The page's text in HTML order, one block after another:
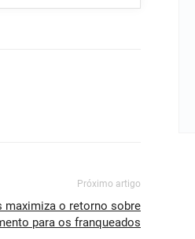
Próximo artigo
maximiza o retorno sobre
para os franqueados